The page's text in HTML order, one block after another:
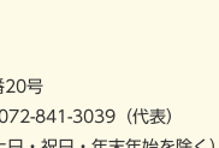
20号
841-3039（代表）